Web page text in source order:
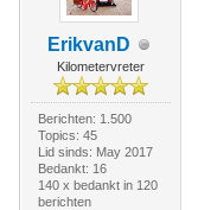
ErikvanD
Kilometervreter
Berichten: 1.500
Topics: 45
Lid sinds: May 2017
Bedankt: 16
140 x bedankt in 120
berichten